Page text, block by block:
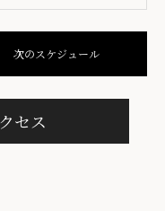
次のスケジュール
セス